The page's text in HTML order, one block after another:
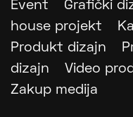
Event
Grafički
house projekt
Produkt dizajn
dizajn
Video
Zakup medija